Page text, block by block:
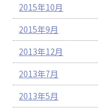
2015年10月
2015年9月
2013年12月
2013年7月
2013年5月